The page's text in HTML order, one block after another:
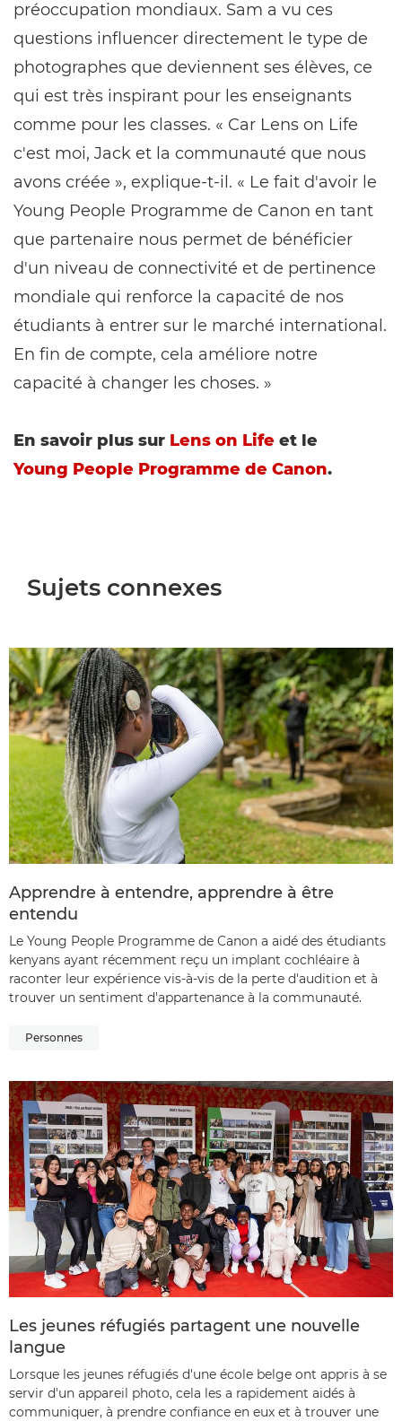
préoccupation mondiaux. Sam a vu ces
questions influencer directement le type de
photographes que deviennent ses élèves, ce
qui est très inspirant pour les enseignants
comme pour les classes. « Car Lens on Life
c'est moi, Jack et la communauté que nous
avons créée », explique-t-il. « Le fait d'avoir le
Young People Programme de Canon en tant
que partenaire nous permet de bénéficier
d'un niveau de connectivité et de pertinence
mondiale qui renforce la capacité de nos
étudiants à entrer sur le marché international.
En fin de compte, cela améliore notre
capacité à changer les choses. »
En savoir plus sur Lens on Life et le
Young People Programme de Canon.
Sujets connexes
Apprendre à entendre, apprendre à être
entendu
Le Young People Programme de Canon a aidé des étudiants
kenyans ayant récemment reçu un implant cochléaire à
raconter leur expérience vis-à-vis de la perte d'audition et à
trouver un sentiment d'appartenance à la communauté.
Personnes
Les jeunes réfugiés partagent une nouvelle
langue
Lorsque les jeunes réfugiés d'une école belge ont appris à se
servir d'un appareil photo, cela les a rapidement aidés à
communiquer, à prendre confiance en eux et à trouver une